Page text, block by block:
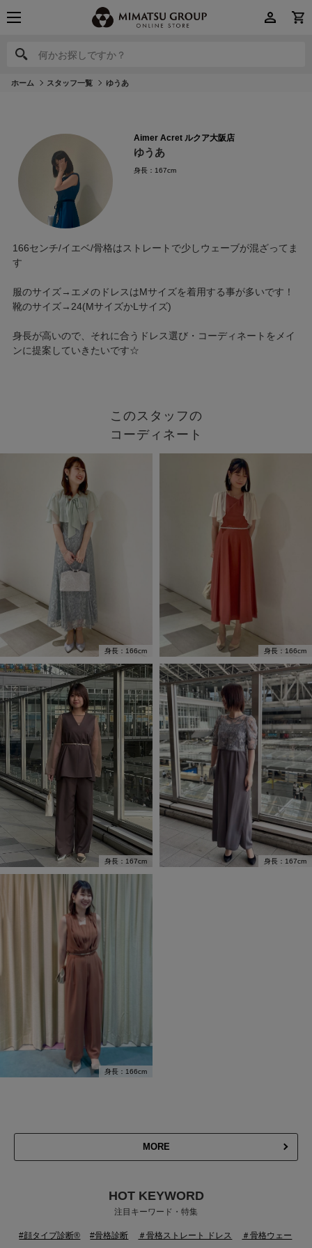
何かお探しですか？
何かお探しですか？
ホーム スタッフ一覧 ゆうあ
Aimer Acret ルクア大阪店
ゆうあ
身長：167cm
166センチ/イエベ/骨格はストレートで少しウェーブが混ざってま
す
服のサイズ→エメのドレスはMサイズを着用する事が多いです！
靴のサイズ→24(MサイズかLサイズ)
身長が高いので、それに合うドレス選び・コーディネートをメイ
ンに提案していきたいです☆
このスタッフの
コーディネート
身長：166cm 身長：166cm
身長：167cm 身長：167cm
身長：166cm
MORE
HOT KEYWORD
注目キーワード・特集
#顔タイプ診断® #骨格診断 ＃骨格ストレート ドレス
＃骨格ウェー